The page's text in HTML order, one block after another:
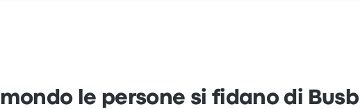
le persone si fidano di